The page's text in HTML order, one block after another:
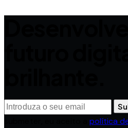
submeter, eu aceito apolítica